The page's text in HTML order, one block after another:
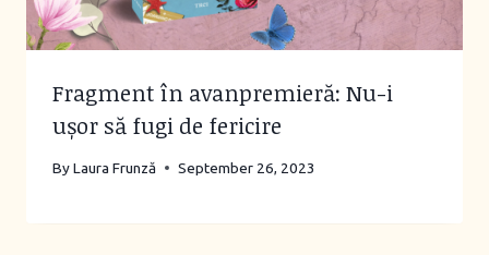
Fragment în avanpremieră: Nu-i
ușor să fugi de fericire
ByLaura Frunză September 26, 2023